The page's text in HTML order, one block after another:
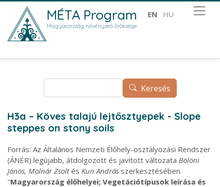
Ugrás a tartalomra
Keresés
MÉTA Program
Magyarország növényzeti öröksége
EN HU
H3a – Köves talajú lejtősztyepek - Slope
steppes on stony soils
Forrás: Az Általános Nemzeti Élőhely-osztályozási Rendszer
(ÁNÉR) legújabb, átdolgozott és javított változata Bölöni
János, Molnár Zsoltés Kun András szerkesztésében.
"Magyarország élőhelyei; Vegetációtípusok leírása és